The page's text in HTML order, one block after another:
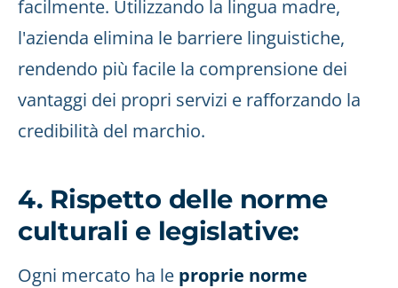
facilmente. Utilizzando la lingua madre,
l'azienda elimina le barriere linguistiche,
rendendo più facile la comprensione dei
vantaggi dei propri servizi e rafforzando la
credibilità del marchio.
4. Rispetto delle norme
culturali e legislative:
Ogni mercato ha le proprie norme